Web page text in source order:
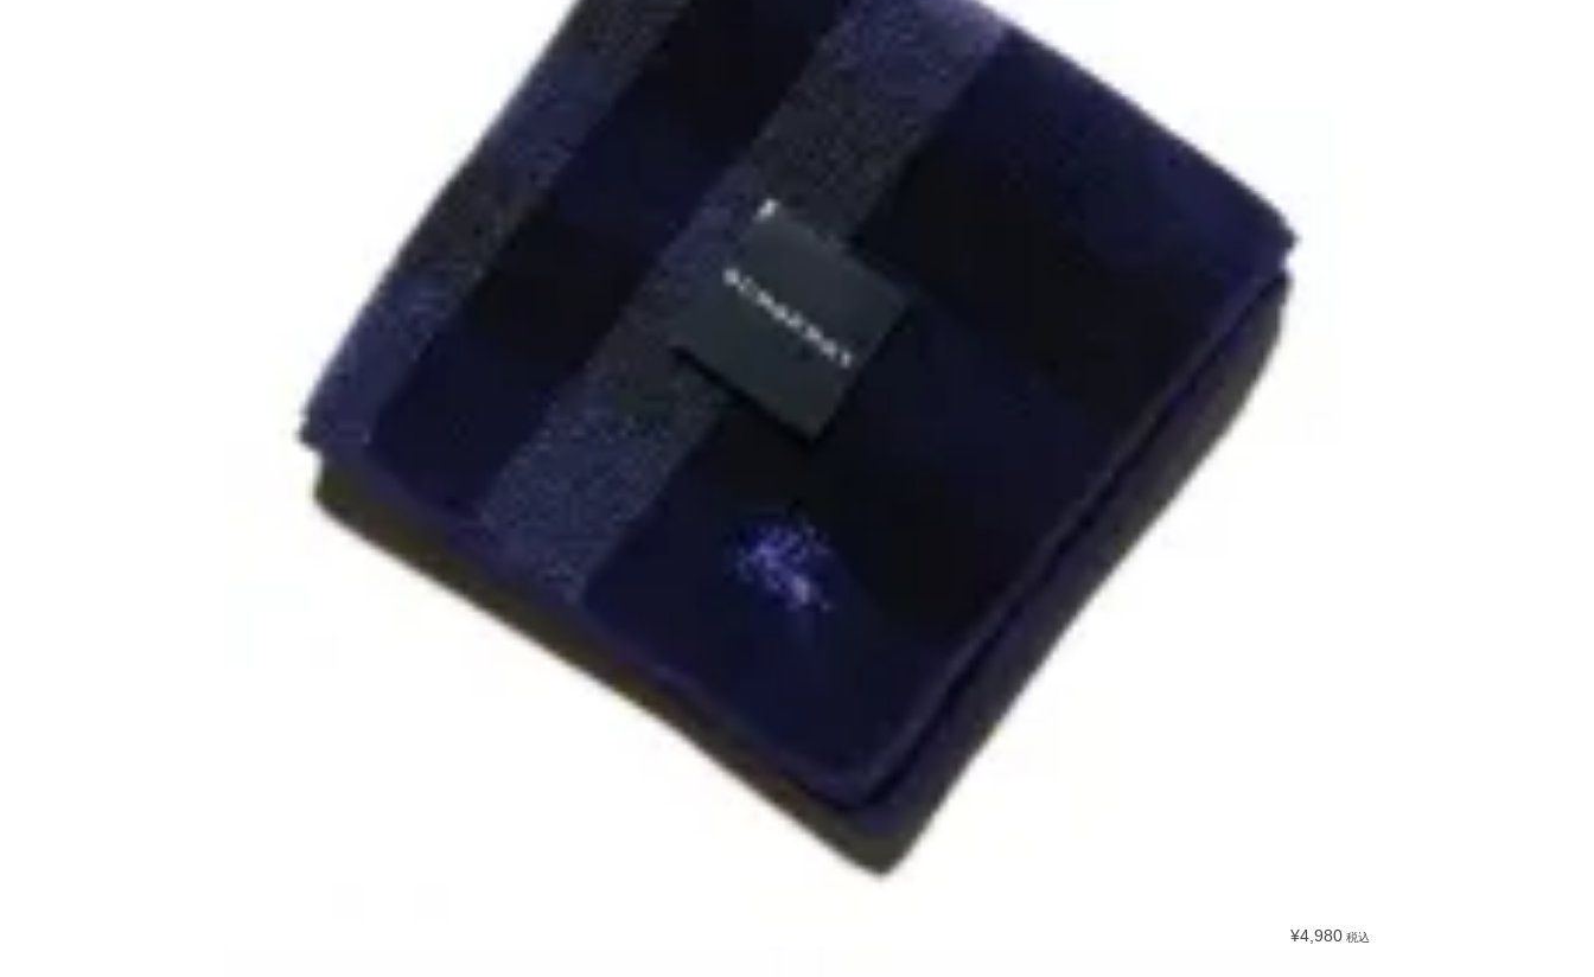
¥4,980 税込